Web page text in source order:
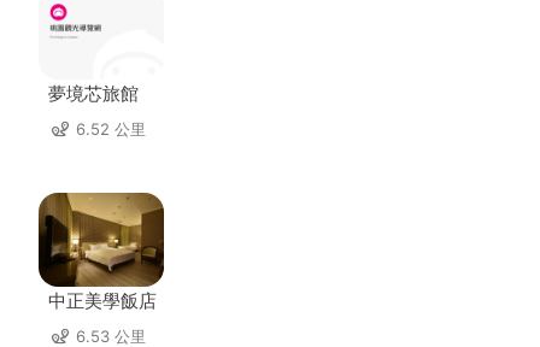
夢境芯旅館
6.52 公里
中正美學飯店
6.53 公里